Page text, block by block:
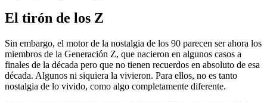
El tirón de los Z
Sin embargo, el motor de la nostalgia de los 90 parecen ser ahora los
miembros de la Generación Z, que nacieron en algunos casos a
finales de la década pero que no tienen recuerdos en absoluto de esa
década. Algunos ni siquiera la vivieron. Para ellos, no es tanto
nostalgia de lo vivido, como algo completamente diferente.